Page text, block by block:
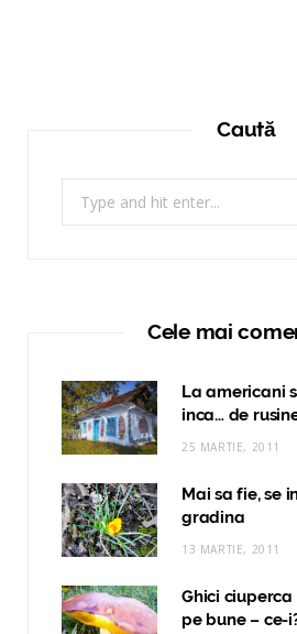
Caută
Cele mai
La americani
inca… de
25 MARTIE, 2011
Mai sa fie, se
gradina
13 MARTIE, 2011
Ghici ciuperca
pe bune – ce-